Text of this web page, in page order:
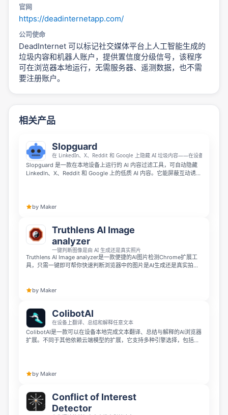
官网
https://deadinternetapp.com/
公司使命
DeadInternet 可以标记社交媒体平台上人工智能生成的
垃圾内容和机器人账户，提供置信度分级信号，该程序
可在浏览器本地运行，无需服务器、遥测数据，也不需
要注册账户。
相关产品
Slopguard
在 LinkedIn、X、Reddit 和 Google 上隐藏 AI 垃圾内容——在设备端处理
Slopguard 是一款在本地设备上运行的 AI 内容过滤工具，可自动隐藏
LinkedIn、X、Reddit 和 Google 上的低质 AI 内容。它能屏蔽互动诱
by Maker
Truthlens AI Image
analyzer
一键判断图像是由 AI 生成还是真实照片
Truthlens AI Image analyzer是一款便捷的AI图片检测Chrome扩展工
具，只需一键即可帮你快速判断浏览器中的图片是AI生成还是真实拍
by Maker
ColibotAI
在设备上翻译、总结和解释任意文本
ColibotAI是一款可以在设备本地完成文本翻译、总结与解释的AI浏览器
扩展。不同于其他依赖云端模型的扩展，它支持多种引擎选择，包括
by Maker
Conflict of Interest
Detector